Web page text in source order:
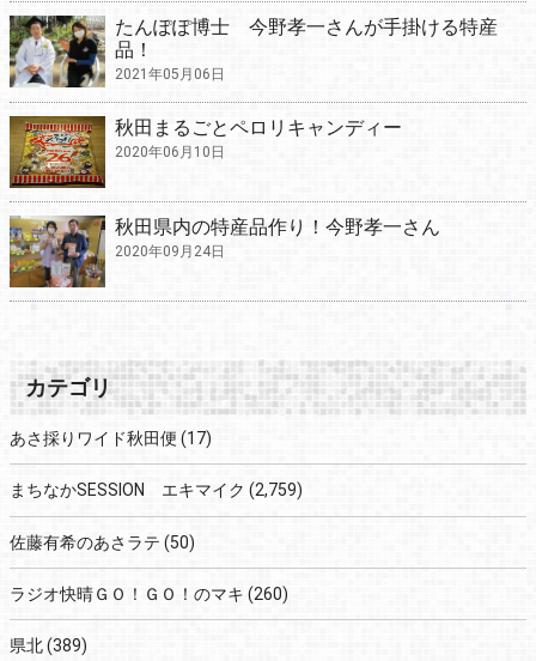
たんぽぽ博士 今野孝一さんが手掛ける特産
品！
2021年05月06日
秋田まるごとペロリキャンディー
2020年06月10日
秋田県内の特産品作り！今野孝一さん
2020年09月24日
カテゴリ
あさ採りワイド秋田便 (17)
まちなかSESSION エキマイク (2,759)
佐藤有希のあさラテ (50)
ラジオ快晴ＧＯ！ＧＯ！のマキ (260)
県北(389)